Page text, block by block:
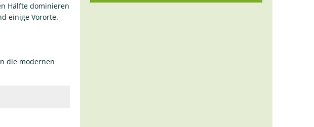
Hälfte dominieren
einige Vororte.
die modernen